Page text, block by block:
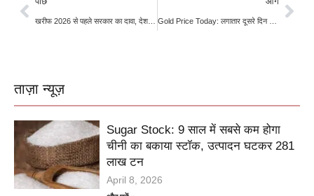
खरीफ 2026 से पहले सरकार का दावा, देश में उर्वरकों का पर्याप्त स्टॉक मौजूद
ताज़ा न्यूज़
Sugar Stock: 9 साल में सबसे कम होगा
चीनी का बकाया स्टॉक, उत्पादन घटकर 281
लाख टन
April 8, 2026